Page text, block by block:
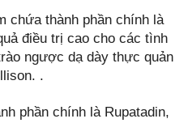
chứa thành phần chính là
điều trị cao cho các tình
ngược dạ dày thực quản
.
phần chính là Rupatadin,